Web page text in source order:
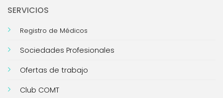
SERVICIOS
Registro de Médicos
Sociedades Profesionales
Ofertas de trabajo
Club COMT